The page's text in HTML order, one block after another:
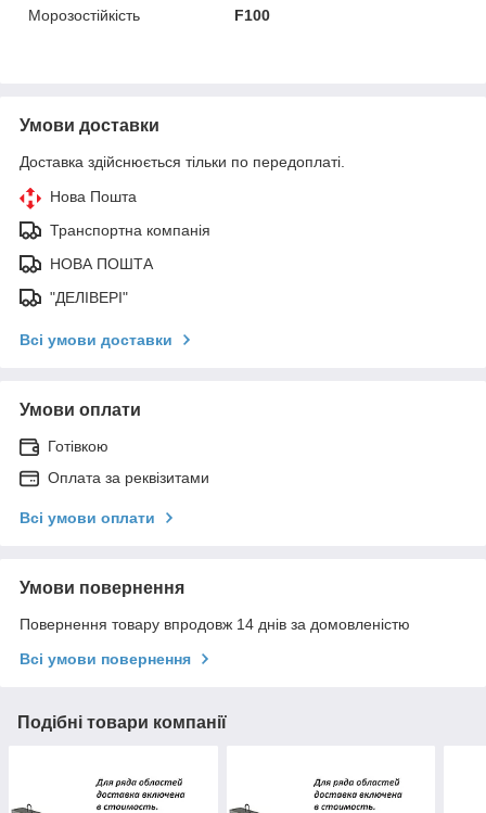
Морозостійкість
F100
Умови доставки
Доставка здійснюється тільки по передоплаті.
Нова Пошта
Транспортна компанія
НОВА ПОШТА
"ДЕЛІВЕРІ"
Всі умови доставки
Умови оплати
Готівкою
Оплата за реквізитами
Всі умови оплати
Умови повернення
Повернення товару впродовж 14 днів за домовленістю
Всі умови повернення
Подібні товари компанії